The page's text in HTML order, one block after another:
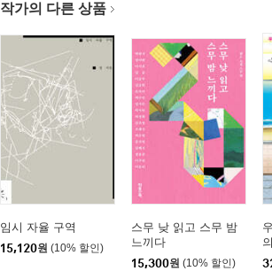
작가의 다른 상품
임시 자율 구역
15,120원 (10% 할인)
스무 낮 읽고 스무 밤
느끼다
15,300원 (10% 할인)